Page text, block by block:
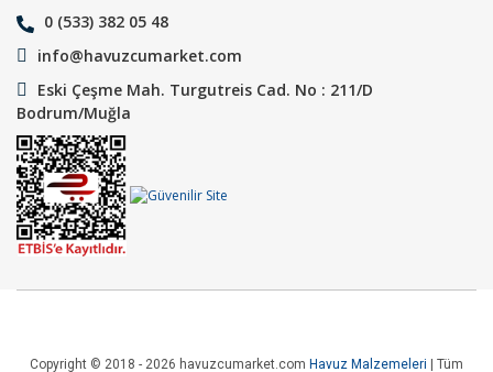
0 (533) 382 05 48
info@havuzcumarket.com
Eski Çeşme Mah. Turgutreis Cad. No : 211/D
Bodrum/Muğla
Copyright © 2018 - 2026 havuzcumarket.com Havuz Malzemeleri | Tüm